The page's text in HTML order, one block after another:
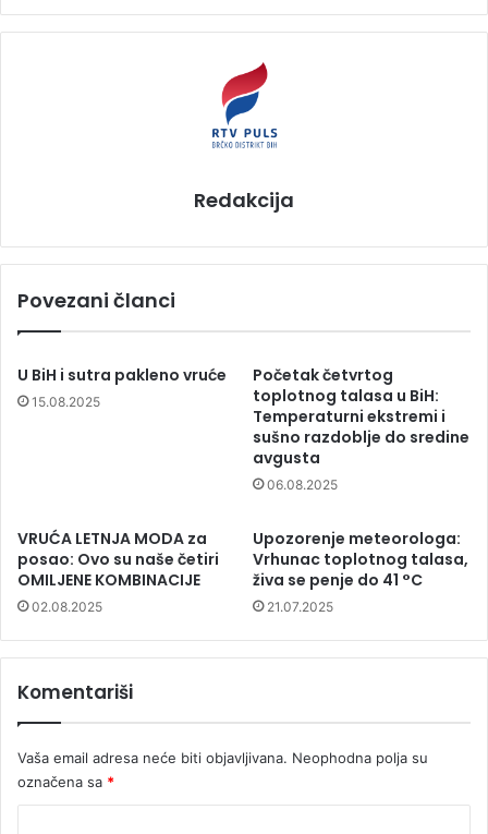
Redakcija
Povezani članci
U BiH i sutra pakleno vruće
15.08.2025
Početak četvrtog
toplotnog talasa u BiH:
Temperaturni ekstremi i
sušno razdoblje do sredine
avgusta
06.08.2025
VRUĆA LETNJA MODA za
posao: Ovo su naše četiri
OMILJENE KOMBINACIJE
02.08.2025
Upozorenje meteorologa:
Vrhunac toplotnog talasa,
živa se penje do 41 °C
21.07.2025
Komentariši
Vaša email adresa neće biti objavljivana. Neophodna polja su
označena sa *